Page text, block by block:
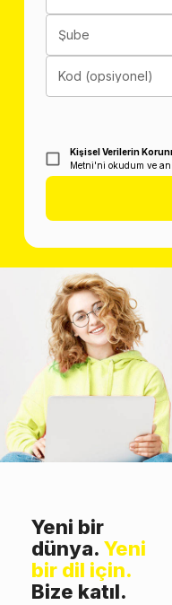
Şube
Kod (opsiyonel)
Kişisel Verilerin
Metni'ni okudum ve
Yeni bir
dünya. Yeni
bir dil için.
Bize katıl.